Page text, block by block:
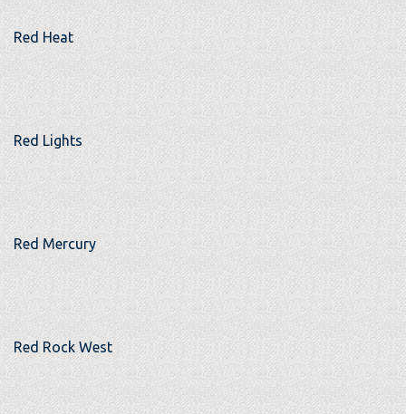
Red Heat
Red Lights
Red Mercury
Red Rock West